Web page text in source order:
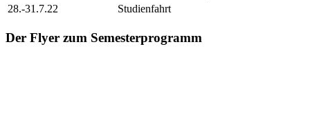
28.-31.7.22
Studienfahrt
Der Flyer zum Semesterprogramm